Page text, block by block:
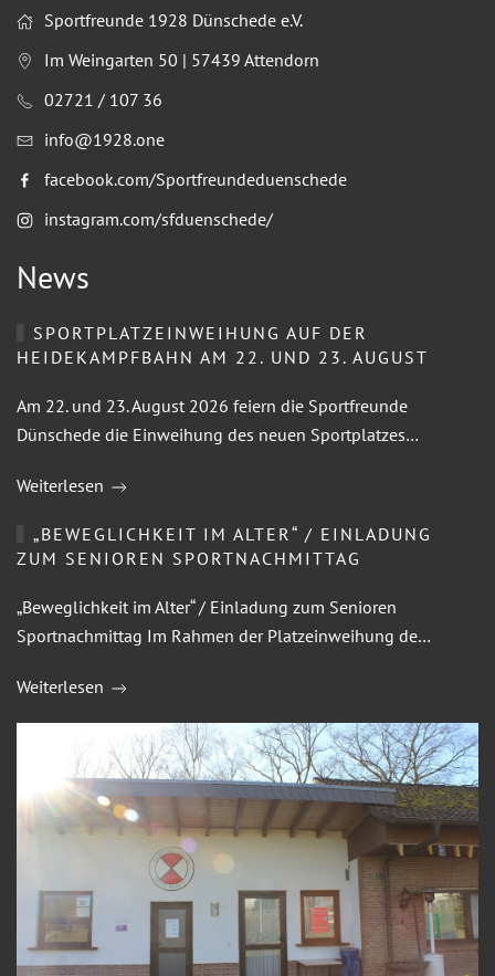
Sportfreunde 1928 Dünschede e.V.
Im Weingarten 50 | 57439 Attendorn
02721 / 107 36
info@1928.one
facebook.com/Sportfreundeduenschede
instagram.com/sfduenschede/
News
SPORTPLATZEINWEIHUNG AUF DER
HEIDEKAMPFBAHN AM 22. UND 23. AUGUST
Am 22. und 23. August 2026 feiern die Sportfreunde
Dünschede die Einweihung des neuen Sportplatzes…
Weiterlesen
„BEWEGLICHKEIT IM ALTER“ / EINLADUNG
ZUM SENIOREN SPORTNACHMITTAG
„Beweglichkeit im Alter“ / Einladung zum Senioren
Sportnachmittag Im Rahmen der Platzeinweihung de…
Weiterlesen